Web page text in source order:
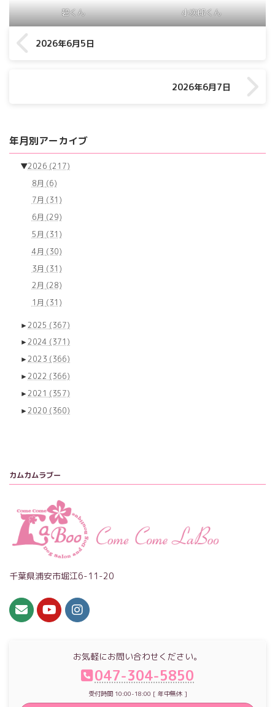
碧くん 小次郎くん
2026年6月5日
2026年6月7日
年月別アーカイブ
▼2026 (217)
8月 (6)
7月 (31)
6月 (29)
5月 (31)
4月 (30)
3月 (31)
2月 (28)
1月 (31)
►2025 (367)
►2024 (371)
►2023 (366)
►2022 (366)
►2021 (357)
►2020 (360)
カムカムラブー
千葉県浦安市堀江6-11-20
お気軽にお問い合わせください。
047-304-5850
受付時間 10:00-18:00 [ 年中無休 ]